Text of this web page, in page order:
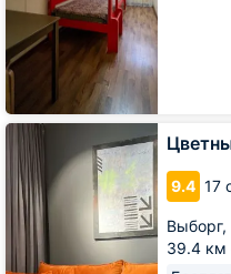
9.4 17
Выборг,
39.4 км
Цветные
апартаменты